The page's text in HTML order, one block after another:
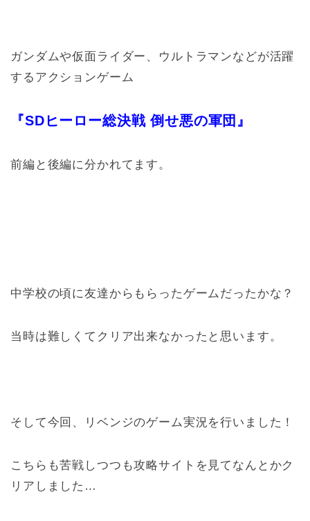
ガンダムや仮面ライダー、ウルトラマンなどが活躍
するアクションゲーム
『SDヒーロー総決戦 倒せ悪の軍団』
前編と後編に分かれてます。
中学校の頃に友達からもらったゲームだったかな？
当時は難しくてクリア出来なかったと思います。
そして今回、リベンジのゲーム実況を行いました！
こちらも苦戦しつつも攻略サイトを見てなんとかク
リアしました…